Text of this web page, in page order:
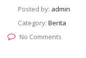
Posted by: admin
Category: Berita
No Comments